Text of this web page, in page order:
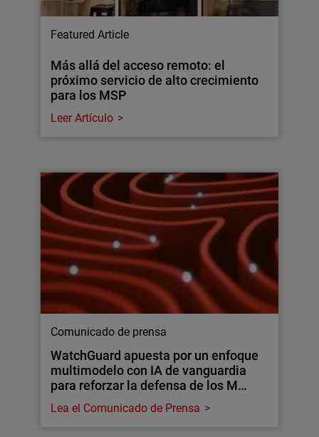
Featured Article
Más allá del acceso remoto: el
próximo servicio de alto crecimiento
para los MSP
Leer Artículo
Comunicado de prensa
WatchGuard apuesta por un enfoque
multimodelo con IA de vanguardia
para reforzar la defensa de los M…
Lea el Comunicado de Prensa